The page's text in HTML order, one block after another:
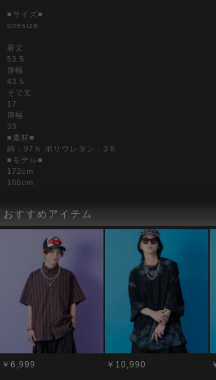
■サイズ■
onesize
着丈
53.5
身幅
43.5
そで丈
17
肩幅
33
■素材■
綿：97％ ポリウレタン：3％
■モデル■
172cm
166cm
おすすめアイテム
￥6,999 ￥10,990